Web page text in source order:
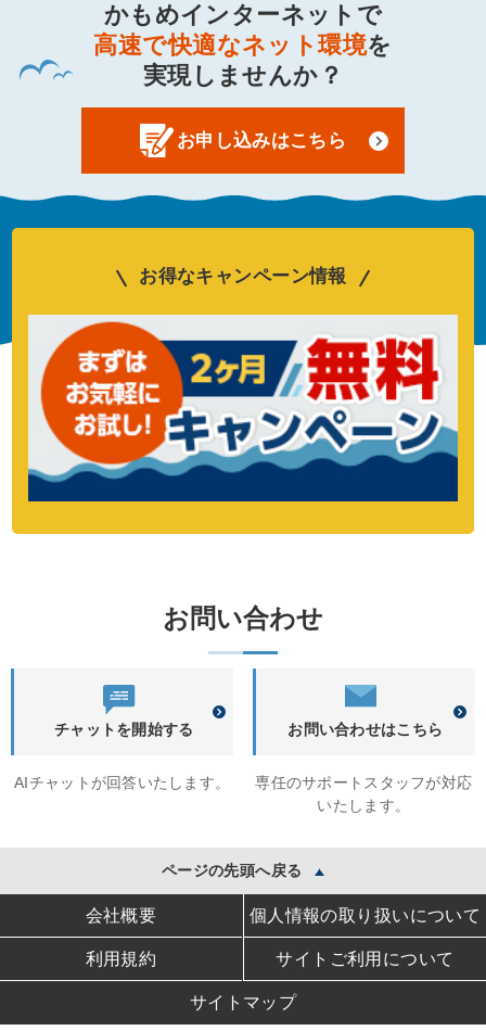
かもめインターネットで
高速で快適なネット環境を
実現しませんか？
お申し込みはこちら
お得なキャンペーン情報
お問い合わせ
チャットを開始する
AIチャットが回答いたします。
お問い合わせはこちら
専任のサポートスタッフが対応
いたします。
ページの先頭へ戻る
会社概要 個人情報の取り扱いについて
利用規約 サイトご利用について
サイトマップ